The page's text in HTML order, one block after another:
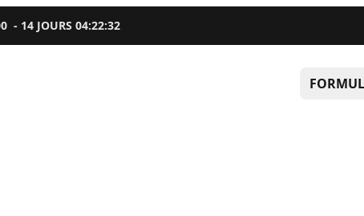
- 14 JOURS04:22:31